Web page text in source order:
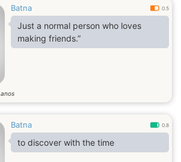
Batna 0.5
Just a normal person who loves
making friends.”
anos
Batna 0.8
to discover with the time